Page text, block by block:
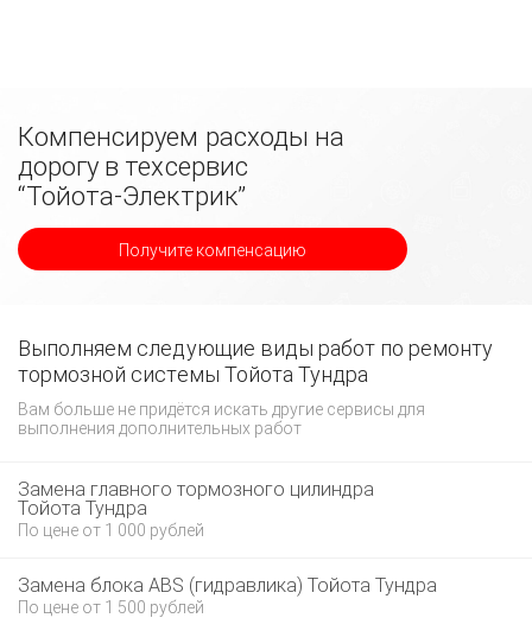
Компенсируем расходы на
дорогу в техсервис
“Тойота-Электрик”
Получите компенсацию
Выполняем следующие виды работ по ремонту
тормозной системы Тойота Тундра
Вам больше не придётся искать другие сервисы для
выполнения дополнительных работ
Замена главного тормозного цилиндра
Тойота Тундра
По цене от 1 000 рублей
Замена блока ABS (гидравлика) Тойота Тундра
По цене от 1 500 рублей